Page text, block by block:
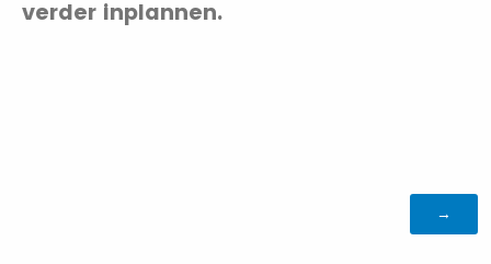
verder inplannen.